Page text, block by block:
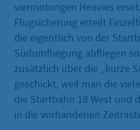
viermotorigen Heavies
Flugsicherung erteilt
die eigentlich von der
Südumfliegung abfliegen
zusätzlich über die „kurze
geschickt, weil man die
die Startbahn 18 West und
in die vorhandenen